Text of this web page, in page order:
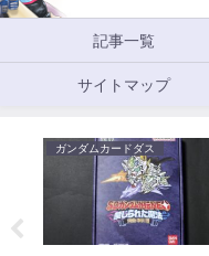
記事一覧
サイトマップ
ガンダムカードダス